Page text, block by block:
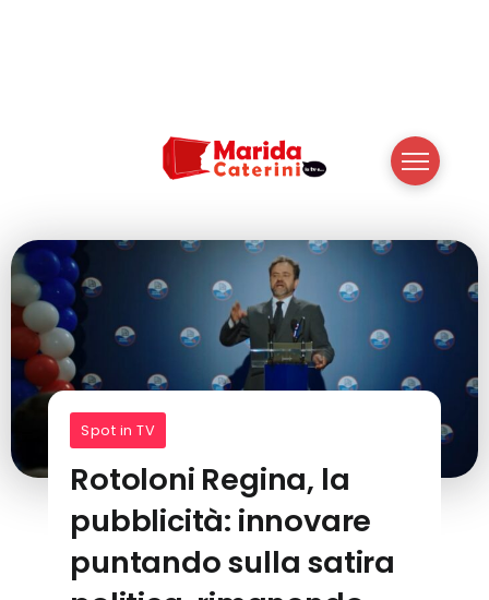
Spot in TV
Rotoloni Regina, la
pubblicità: innovare
puntando sulla satira